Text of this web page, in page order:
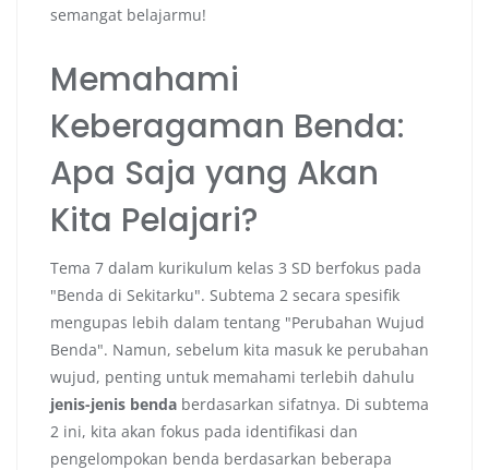
semangat belajarmu!
Memahami
Keberagaman Benda:
Apa Saja yang Akan
Kita Pelajari?
Tema 7 dalam kurikulum kelas 3 SD berfokus pada
"Benda di Sekitarku". Subtema 2 secara spesifik
mengupas lebih dalam tentang "Perubahan Wujud
Benda". Namun, sebelum kita masuk ke perubahan
wujud, penting untuk memahami terlebih dahulu
jenis-jenis benda berdasarkan sifatnya. Di subtema
2 ini, kita akan fokus pada identifikasi dan
pengelompokan benda berdasarkan beberapa